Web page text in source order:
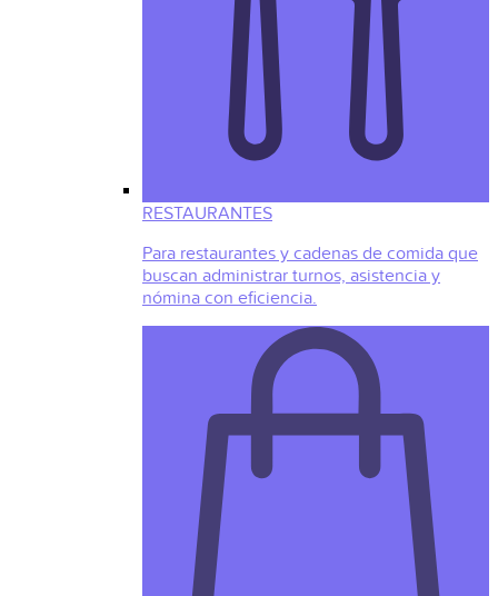
RESTAURANTES
Para restaurantes y cadenas de comida que
buscan administrar turnos, asistencia y
nómina con eficiencia.